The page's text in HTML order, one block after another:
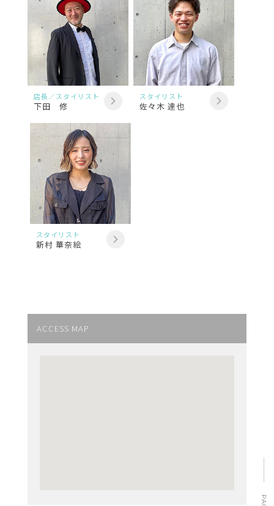
店長／スタイリスト
下田 修
スタイリスト
佐々木 達也
スタイリスト
新村 華奈絵
ACCESS MAP